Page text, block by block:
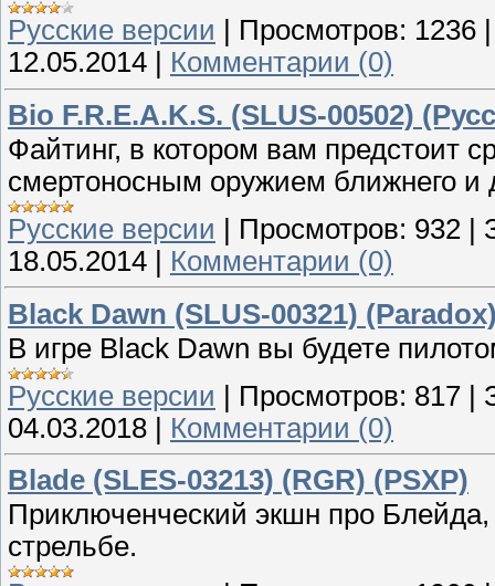
Русские версии
Просмотров: 1236
12.05.2014
Комментарии (0)
Bio F.R.E.A.K.S. (SLUS-00502)
Файтинг, в котором вам предстоит
смертоносным оружием ближнего и
Русские версии
Просмотров: 932
18.05.2014
Комментарии (0)
Black Dawn (SLUS-00321)
В игре Black Dawn вы будете
Русские версии | Просмотров: 817 |
04.03.2018 | Комментарии (0)
Blade (SLES-03213) (RGR) (PSXP)
Приключенческий экшн про
стрельбе.